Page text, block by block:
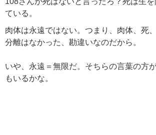
ている。
肉体は永遠ではない。つまり、肉体、死
分離はなかった、勘違いなのだから。
いや、永遠＝無限だ。そちらの言葉の方
もいるかな。